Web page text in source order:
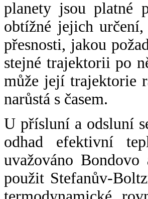
planety jsou platné
obtížné jejich
přesnosti, jakou
stejné trajektorii po
může její trajektorie
narůstá s časem.
U přísluní a odsluní
odhad efektivní
uvažováno
použit Stefanův-